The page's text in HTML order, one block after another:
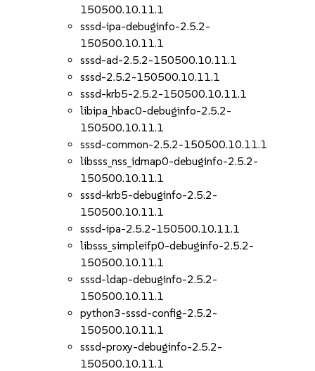
150500.10.11.1
sssd-ipa-debuginfo-2.5.2-
150500.10.11.1
sssd-ad-2.5.2-150500.10.11.1
sssd-2.5.2-150500.10.11.1
sssd-krb5-2.5.2-150500.10.11.1
libipa_hbac0-debuginfo-2.5.2-
150500.10.11.1
sssd-common-2.5.2-150500.10.11.1
libsss_nss_idmap0-debuginfo-2.5.2-
150500.10.11.1
sssd-krb5-debuginfo-2.5.2-
150500.10.11.1
sssd-ipa-2.5.2-150500.10.11.1
libsss_simpleifp0-debuginfo-2.5.2-
150500.10.11.1
sssd-ldap-debuginfo-2.5.2-
150500.10.11.1
python3-sssd-config-2.5.2-
150500.10.11.1
sssd-proxy-debuginfo-2.5.2-
150500.10.11.1